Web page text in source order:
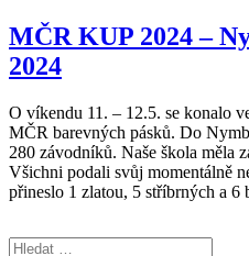
MČR KUP 2024 –
2024
O víkendu 11. – 12.5. se konalo
MČR barevných pásků. Do
280 závodníků. Naše škola měla
Všichni podali svůj momentálně
přineslo 1 zlatou, 5 stříbrných a 6
Hledat: